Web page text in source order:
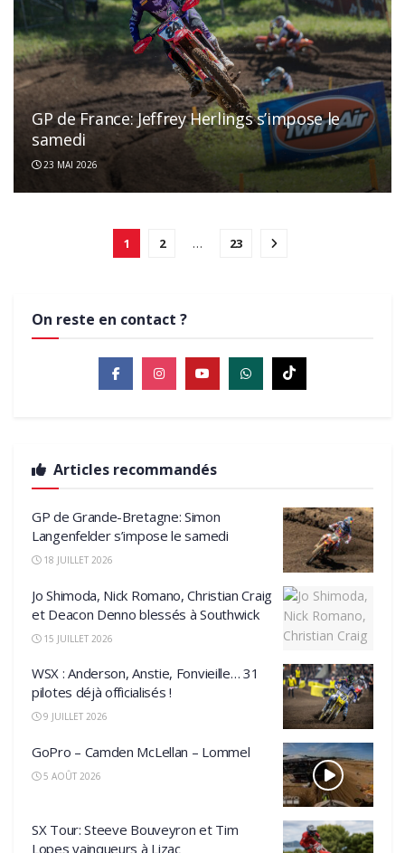
GP de France: Jeffrey Herlings s’impose le
samedi
23 MAI 2026
1 2 … 23
On reste en contact ?
Articles recommandés
GP de Grande-Bretagne: Simon
Langenfelder s’impose le samedi
18 JUILLET 2026
Jo Shimoda, Nick Romano, Christian Craig
et Deacon Denno blessés à Southwick
15 JUILLET 2026
WSX : Anderson, Anstie, Fonvieille… 31
pilotes déjà officialisés !
9 JUILLET 2026
GoPro – Camden McLellan – Lommel
5 AOÛT 2026
SX Tour: Steeve Bouveyron et Tim
Lopes vainqueurs à Lizac